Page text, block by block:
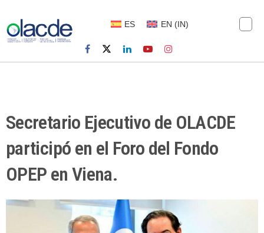
ES EN (IN)
Secretario Ejecutivo de OLACDE
participó en el Foro del Fondo
OPEP en Viena.